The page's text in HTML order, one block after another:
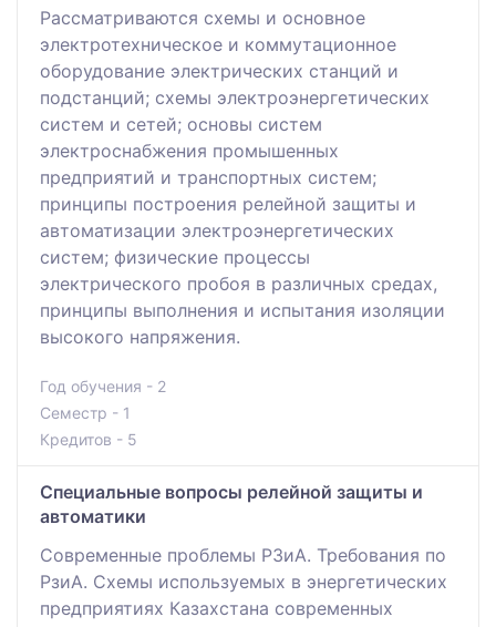
Рассматриваются схемы и основное
электротехническое и коммутационное
оборудование электрических станций и
подстанций; схемы электроэнергетических
систем и сетей; основы систем
электроснабжения промышенных
предприятий и транспортных систем;
принципы построения релейной защиты и
автоматизации электроэнергетических
систем; физические процессы
электрического пробоя в различных средах,
принципы выполнения и испытания изоляции
высокого напряжения.
Год обучения - 2
Семестр - 1
Кредитов - 5
Специальные вопросы релейной защиты и
автоматики
Современные проблемы РЗиА. Требования по
РзиА. Схемы используемых в энергетических
предприятиях Казахстана современных